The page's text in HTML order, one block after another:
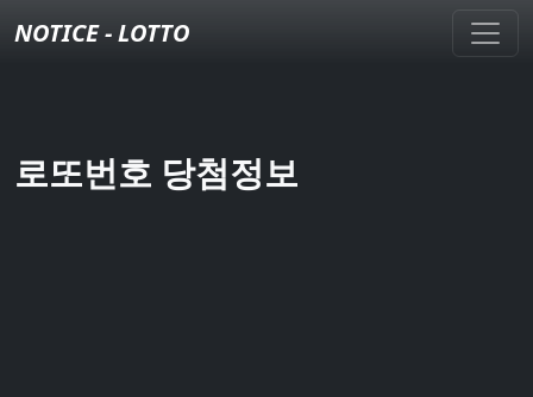
NOTICE - LOTTO
로또번호 당첨정보